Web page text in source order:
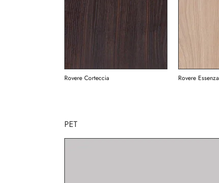
Rovere Corteccia Rovere Essenza
PET